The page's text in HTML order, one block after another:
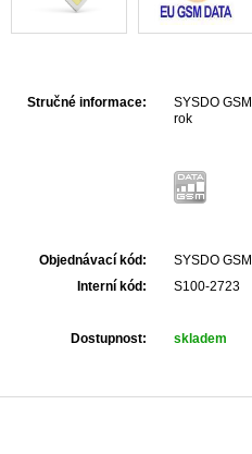
Stručné informace:
SYSDO
rok
Objednávací kód:
SYSDO
Interní kód:
S100-2723
Dostupnost: skladem